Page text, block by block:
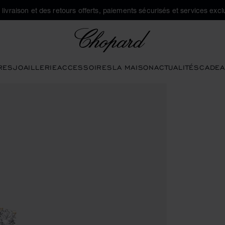
livraison et des retours offerts, paiements sécurisés et services
JOAILLERIEACCESSOIRESLA MAISONACTUALITÉS